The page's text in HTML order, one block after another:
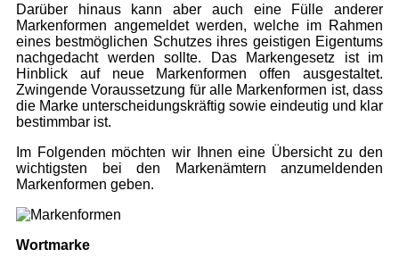
Darüber hinaus kann aber auch eine Fülle anderer
Markenformen angemeldet werden, welche im Rahmen
eines bestmöglichen Schutzes ihres geistigen Eigentums
nachgedacht werden sollte. Das Markengesetz ist im
Hinblick auf neue Markenformen offen ausgestaltet.
Zwingende Voraussetzung für alle Markenformen ist, dass
die Marke unterscheidungskräftig sowie eindeutig und klar
bestimmbar ist.
Im Folgenden möchten wir Ihnen eine Übersicht zu den
wichtigsten bei den Markenämtern anzumeldenden
Markenformen geben.
Wortmarke